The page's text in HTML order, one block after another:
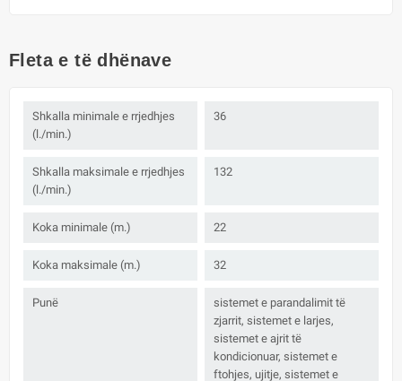
Fleta e të dhënave
Shkalla minimale e rrjedhjes
(l./min.)
36
Shkalla maksimale e rrjedhjes
(l./min.)
132
Koka minimale (m.) 22
Koka maksimale (m.) 32
Punë
sistemet e parandalimit të
zjarrit, sistemet e larjes,
sistemet e ajrit të
kondicionuar, sistemet e
ftohjes, ujitje, sistemet e